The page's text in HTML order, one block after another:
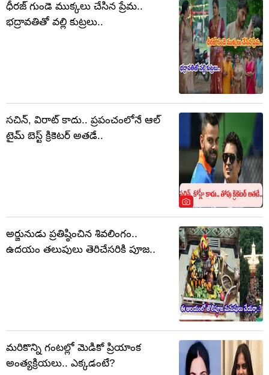
ధీరజ్ గుండె ముక్కలు చేసిన ప్రేమ..
భద్రావతితో వల్లి కుట్రలు..
సచిన్, విరాట్ కాదు.. ప్రపంచంలోనే ఆల్
టైమ్ బెస్ట్ క్రికెటర్ అతడే..
అర్జునుడు ప్రతిష్ఠించిన శివలింగం..
ఉదయం తలుపులు తెరిచేసరికి పూజ..
మరికొన్ని గంటల్లో మెడికో ప్రియాంక
అంత్యక్రియలు.. ఎక్కడంటే?